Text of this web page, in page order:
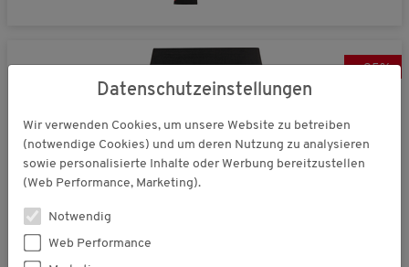
-25%
Datenschutzeinstellungen
Wir verwenden Cookies, um unsere Website zu betreiben
(notwendige Cookies) und um deren Nutzung zu analysieren
sowie personalisierte Inhalte oder Werbung bereitzustellen
(Web Performance, Marketing).
Notwendig
Web Performance